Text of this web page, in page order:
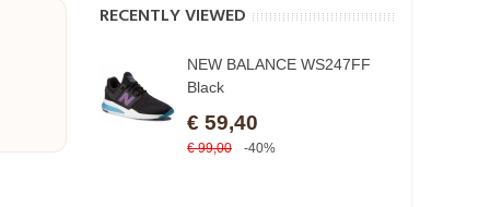
RECENTLY VIEWED
NEW BALANCE WS247FF
Black
€ 59,40
€ 99,00 -40%